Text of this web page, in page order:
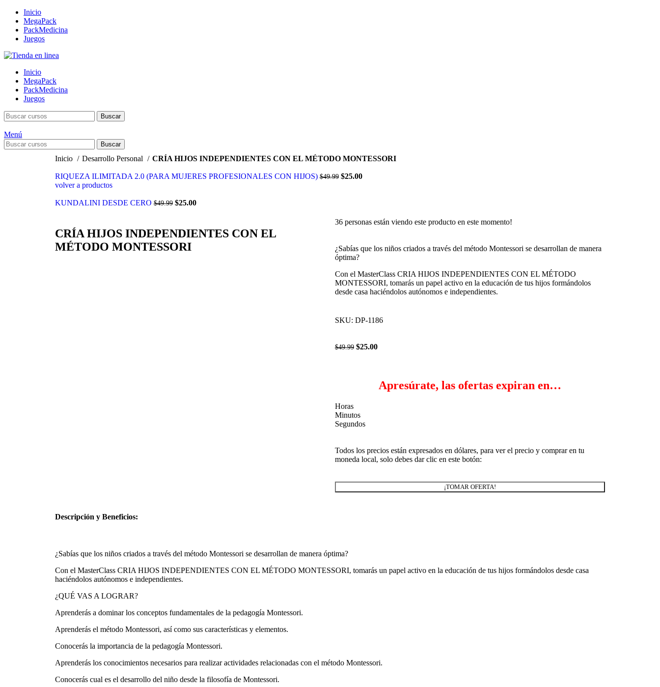
Inicio
MegaPack
PackMedicina
Juegos
Inicio
MegaPack
PackMedicina
Juegos
Buscar
Menú
Buscar
Inicio Desarrollo Personal CRÍA HIJOS INDEPENDIENTES CON EL MÉTODO MONTESSORI
RIQUEZA ILIMITADA 2.0 (PARA MUJERES PROFESIONALES CON HIJOS) $49.99 $25.00
volver a productos
KUNDALINI DESDE CERO $49.99 $25.00
CRÍA HIJOS INDEPENDIENTES CON EL
MÉTODO MONTESSORI
36 personas están viendo este producto en este momento!
¿Sabías que los niños criados a través del método Montessori se desarrollan de manera
óptima?
Con el MasterClass CRIA HIJOS INDEPENDIENTES CON EL MÉTODO
MONTESSORI, tomarás un papel activo en la educación de tus hijos formándolos
desde casa haciéndolos autónomos e independientes.
SKU: DP-1186
$49.99 $25.00
Apresúrate, las ofertas expiran en…
Horas
Minutos
Segundos
Todos los precios están expresados en dólares, para ver el precio y comprar en tu
moneda local, solo debes dar clic en este botón:
¡TOMAR OFERTA!
Descripción y Beneficios:
¿Sabías que los niños criados a través del método Montessori se desarrollan de manera óptima?
Con el MasterClass CRIA HIJOS INDEPENDIENTES CON EL MÉTODO MONTESSORI, tomarás un papel activo en la educación de tus hijos formándolos desde casa
haciéndolos autónomos e independientes.
¿QUÉ VAS A LOGRAR?
Aprenderás a dominar los conceptos fundamentales de la pedagogía Montessori.
Aprenderás el método Montessori, así como sus características y elementos.
Conocerás la importancia de la pedagogía Montessori.
Aprenderás los conocimientos necesarios para realizar actividades relacionadas con el método Montessori.
Conocerás cual es el desarrollo del niño desde la filosofía de Montessori.